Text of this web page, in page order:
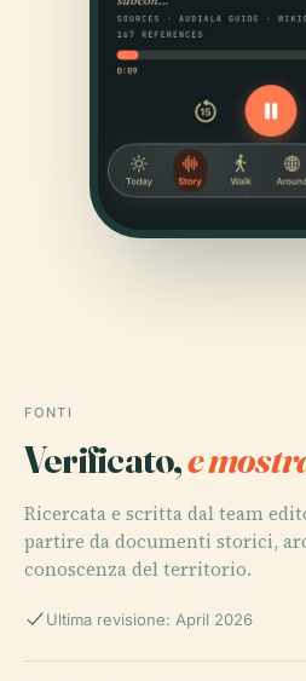
FONTI
Verificato,e
Ricercata e scritta dal team
partire da documenti storici,
conoscenza del territorio.
Ultima revisione: April 2026